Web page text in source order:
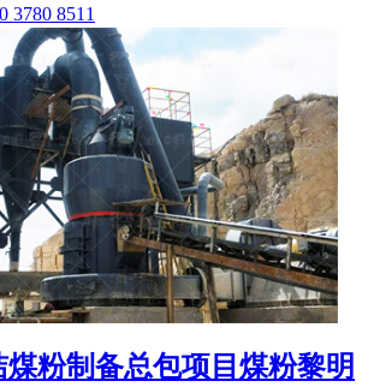
3780 8511
粉制备总包项目煤粉黎明